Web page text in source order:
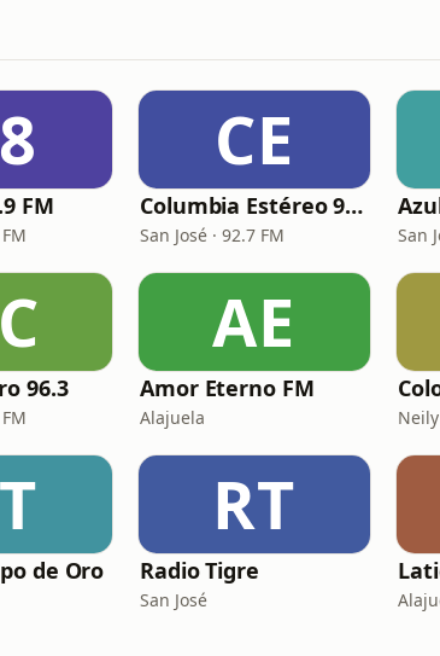
FM
CE
Columbia Estéreo 92.7 FM
San José · 92.7 FM San
96.3
AE
Amor Eterno FM
Alajuela
de Oro
RT
Radio Tigre
San José